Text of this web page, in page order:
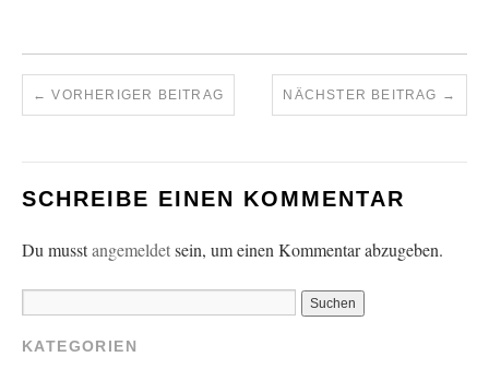
← VORHERIGER BEITRAG NÄCHSTER BEITRAG →
SCHREIBE EINEN KOMMENTAR
Du musstangemeldetsein, um einen Kommentar abzugeben.
KATEGORIEN